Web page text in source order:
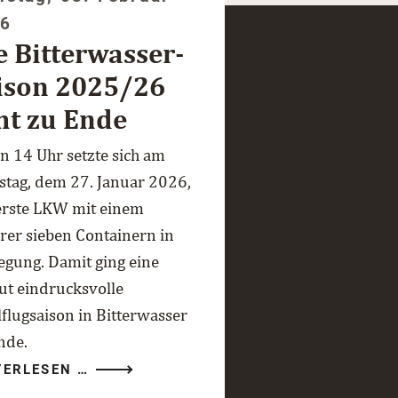
Bitterwasser-
2025/26
zu Ende
14 Uhr setzte sich am
dem 27. Januar 2026,
LKW mit einem
sieben Containern in
Damit ging eine
eindrucksvolle
in Bitterwasser
… BITTERWASSER-